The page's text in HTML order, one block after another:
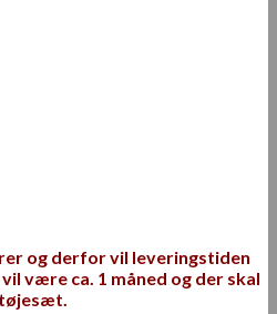
og derfor vil leveringstiden
være ca. 1 måned og der skal